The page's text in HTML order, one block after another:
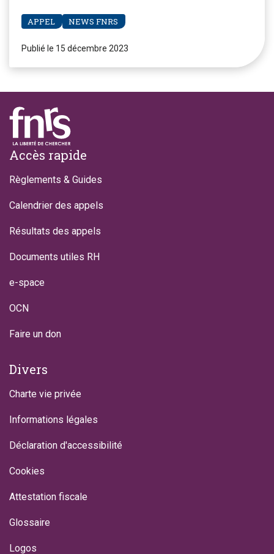
APPEL NEWS FNRS
Publié le 15 décembre 2023
Footer
Accès rapide
Règlements & Guides
Calendrier des appels
Résultats des appels
Documents utiles RH
e-space
OCN
Faire un don
Divers
Charte vie privée
Informations légales
Déclaration d'accessibilité
Cookies
Attestation fiscale
Glossaire
Logos